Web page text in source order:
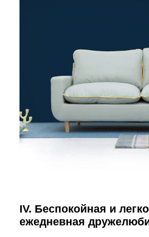
IV. Беспокойная и
ежедневная